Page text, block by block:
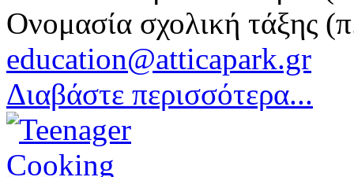
Ονομασία σχολική
education@atticapark.gr
Διαβάστε περισσότερα...